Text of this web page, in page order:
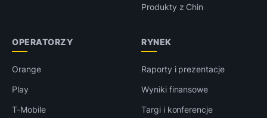
Produkty z Chin
OPERATORZY
Orange
Play
T-Mobile
RYNEK
Raporty i prezentacje
Wyniki finansowe
Targi i konferencje